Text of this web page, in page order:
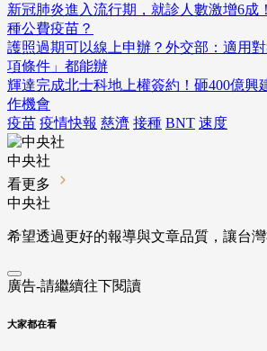
新冠肺炎進入流行期，就診人數激增6成
種公費疫苗？
護照過期可以線上申辦？外交部：適用
項條件」都能辦
輝達完成北士科地上權簽約！砸400億興
作機會
疫苗 疫情快報 慈濟 接種 BNT 速度
中央社
看更多
中央社
希望透過更好的報導與文章品質，讓台灣
廣告-請繼續往下閱讀
大家都在看